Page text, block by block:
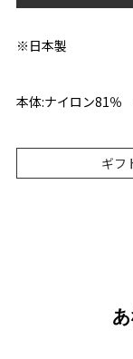
※日本製
本体:ナイロン81
ギフ